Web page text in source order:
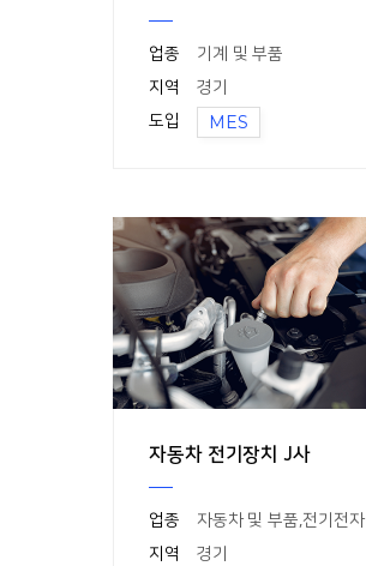
업종
기계 및 부품
지역
경기
도입
MES
자동차 전기장치 J사
업종 자동차 및 부품,전기전자
지역
경기